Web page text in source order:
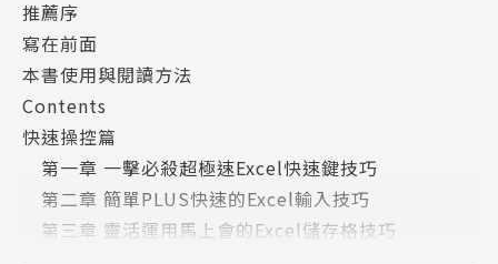
你輕鬆閱讀吸收。
◎隨身帶、隨手翻、快速查詢，吸收提高Excel工作效
率的即戰力技巧。
作者簡介
艾凡斯
南台科技大學應用日語系畢業。編譯、編製過十餘本的
Excel相關書籍，一腳踏進出版業後以傳達知識、悠遊
於文字之間為生活目標。
推薦序
寫在前面
本書使用與閱讀方法
Contents
快速操控篇
第一章 一擊必殺超極速Excel快速鍵技巧
第二章 簡單PLUS快速的Excel輸入技巧
第三章 靈活運用馬上會的Excel儲存格技巧